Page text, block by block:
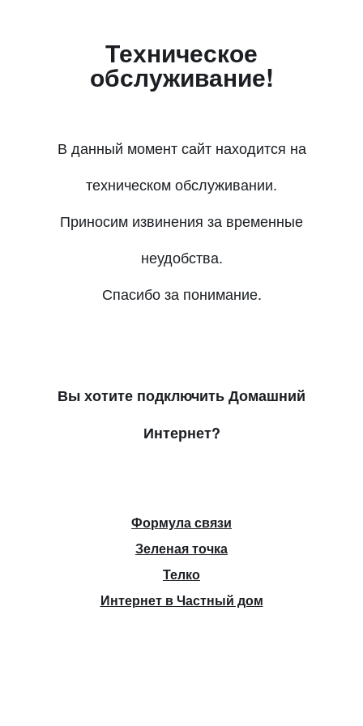
Техническое
обслуживание!
В данный момент сайт находится на
техническом обслуживании.
Приносим извинения за временные
неудобства.
Спасибо за понимание.
Вы хотите подключить Домашний
Интернет?
Формула связи
Зеленая точка
Телко
Интернет в Частный дом